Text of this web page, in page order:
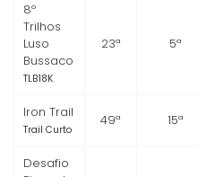
8º
Trilhos
Luso
Bussaco
TLB18K
23ª 5ª
Iron Trail
Trail Curto
49ª 15ª
Desafio